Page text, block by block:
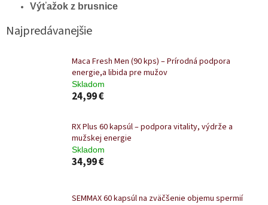
Výťažok z brusnice
Najpredávanejšie
Maca Fresh Men (90 kps) – Prírodná podpora
energie,a libida pre mužov
Skladom
24,99 €
RX Plus 60 kapsúl – podpora vitality, výdrže a
mužskej energie
Skladom
34,99 €
SEMMAX 60 kapsúl na zväčšenie objemu spermií